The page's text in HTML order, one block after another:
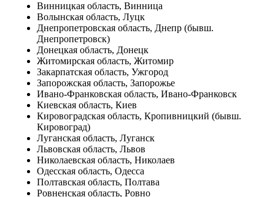
Винницкая область, Винница
Волынская область, Луцк
Днепропетровская область, Днепр (бывш.
Днепропетровск)
Донецкая область, Донецк
Житомирская область, Житомир
Закарпатская область, Ужгород
Запорожская область, Запорожье
Ивано-Франковская область, Ивано-Франковск
Киевская область, Киев
Кировоградская область, Кропивницкий (бывш.
Кировоград)
Луганская область, Луганск
Львовская область, Львов
Николаевская область, Николаев
Одесская область, Одесса
Полтавская область, Полтава
Ровненская область, Ровно